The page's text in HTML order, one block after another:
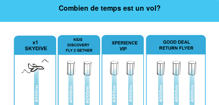
Combien de temps est un vol?